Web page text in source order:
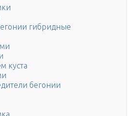
гибридные
куста
бегонии